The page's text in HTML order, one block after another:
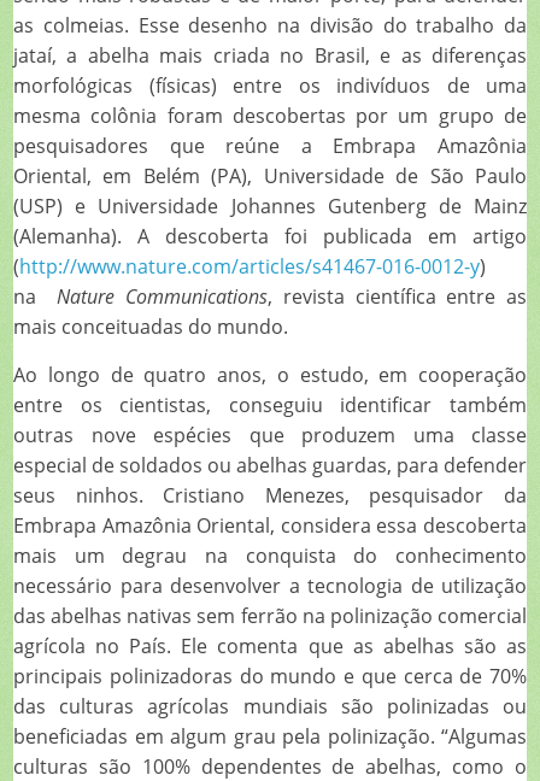
as colmeias. Esse desenho na divisão do trabalho da
jataí, a abelha mais criada no Brasil, e as diferenças
morfológicas (físicas) entre os indivíduos de uma
mesma colônia foram descobertas por um grupo de
pesquisadores que reúne a Embrapa Amazônia
Oriental, em Belém (PA), Universidade de São Paulo
(USP) e Universidade Johannes Gutenberg de Mainz
(Alemanha). A descoberta foi publicada em artigo
(http://www.nature.com/articles/s41467-016-0012-y)
naNature Communications, revista científica entre as
mais conceituadas do mundo.
Ao longo de quatro anos, o estudo, em cooperação
entre os cientistas, conseguiu identificar também
outras nove espécies que produzem uma classe
especial de soldados ou abelhas guardas, para defender
seus ninhos. Cristiano Menezes, pesquisador da
Embrapa Amazônia Oriental, considera essa descoberta
mais um degrau na conquista do conhecimento
necessário para desenvolver a tecnologia de utilização
das abelhas nativas sem ferrão na polinização comercial
agrícola no País. Ele comenta que as abelhas são as
principais polinizadoras do mundo e que cerca de 70%
das culturas agrícolas mundiais são polinizadas ou
beneficiadas em algum grau pela polinização. “Algumas
culturas são 100% dependentes de abelhas, como o